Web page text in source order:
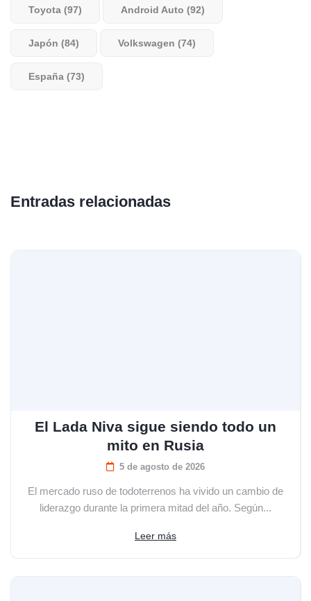
Toyota (97) Android Auto (92)
Japón (84) Volkswagen (74)
España (73)
Entradas relacionadas
El Lada Niva sigue siendo todo un
mito en Rusia
5 de agosto de 2026
El mercado ruso de todoterrenos ha vivido un cambio de
liderazgo durante la primera mitad del año. Según...
Leer más